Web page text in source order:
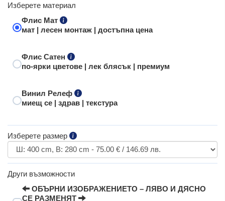
Изберете материал
Флис Мат
мат | лесен монтаж | достъпна цена
Флис Сатен
по-ярки цветове | лек блясък | премиум
Винил Релеф
миещ се | здрав | текстура
Изберете размер
Други възможности
ОБЪРНИ ИЗОБРАЖЕНИЕТО – ЛЯВО И ДЯСНО
СЕ РАЗМЕНЯТ